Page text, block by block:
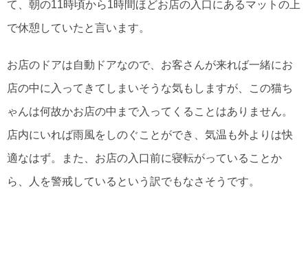
て、朝の11時頃から1時間ほどお店の入口にあるマットの上
で休憩していたと言います。
お店のドアは自動ドアなので、お客さんが来れば一緒にお
店の中に入ってきてしまいそうな気もしますが、この猫ち
ゃんは何故かお店の中まで入ってくることはありません。
店内にいれば雨風をしのぐことができ、気温も外よりは快
適なはず。また、お店の入口前に寝転がっていることか
ら、人を警戒しているという訳でもなさそうです。